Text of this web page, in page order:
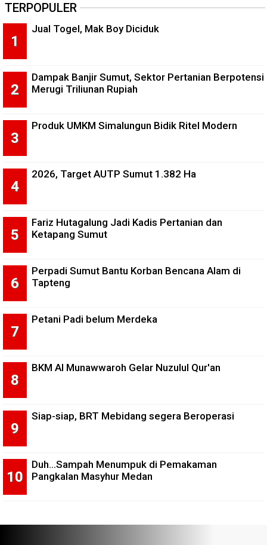
TERPOPULER
Jual Togel, Mak Boy Diciduk
Dampak Banjir Sumut, Sektor Pertanian Berpotensi
Merugi Triliunan Rupiah
Produk UMKM Simalungun Bidik Ritel Modern
2026, Target AUTP Sumut 1.382 Ha
Fariz Hutagalung Jadi Kadis Pertanian dan
Ketapang Sumut
Perpadi Sumut Bantu Korban Bencana Alam di
Tapteng
Petani Padi belum Merdeka
BKM Al Munawwaroh Gelar Nuzulul Qur'an
Siap-siap, BRT Mebidang segera Beroperasi
Duh...Sampah Menumpuk di Pemakaman
Pangkalan Masyhur Medan